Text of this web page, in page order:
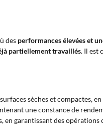
des performances élevées et
partiellement travaillés. Il est
sèches et compactes,
une constance de
en garantissant des